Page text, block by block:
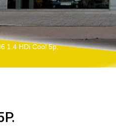
1.4 HDi Cool 5p.